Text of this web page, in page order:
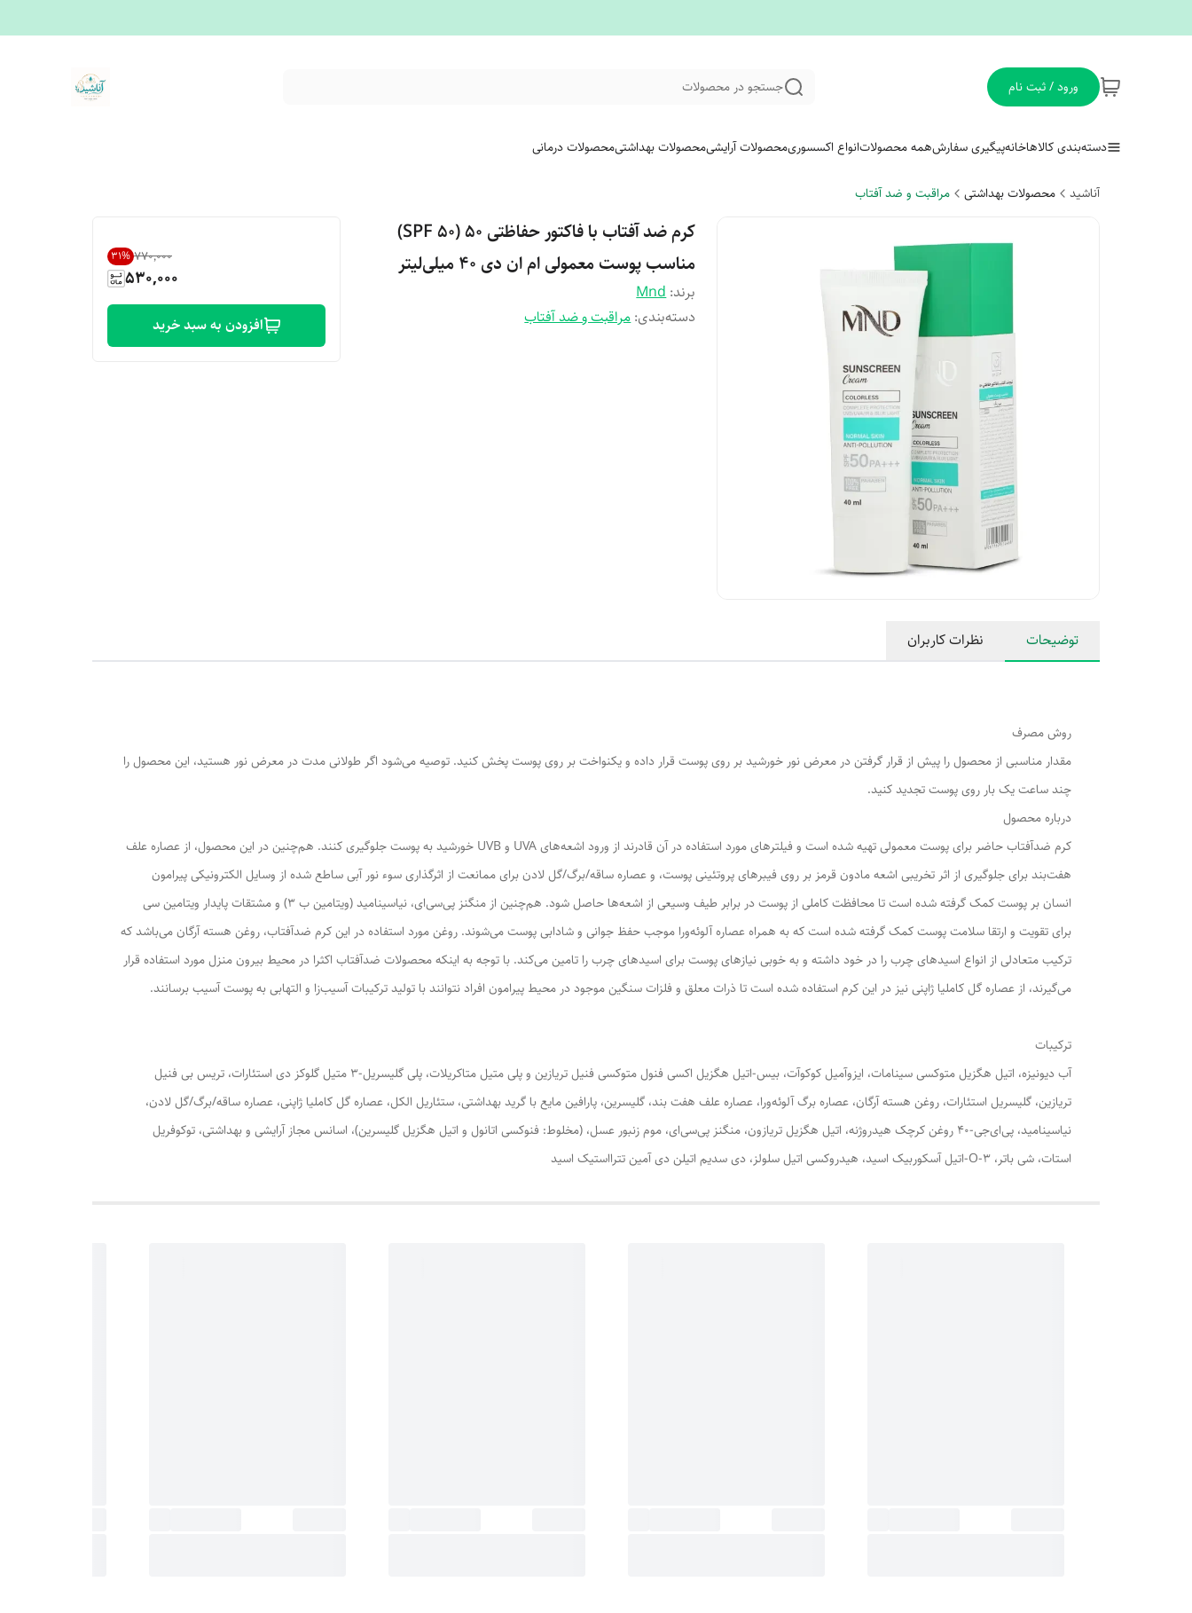
ورود / ثبت نام جستجو در محصولات
دسته‌بندی کالاهاخانهپیگیری سفارشهمه محصولاتانواع اکسسوریمحصولات آرایشیمحصولات بهداشتیمحصولات درمانی
آناشید محصولات بهداشتی مراقبت و ضد آفتاب
کرم ضد آفتاب با فاکتور حفاظتی 50 (SPF 50)
مناسب پوست معمولی ام ان دی 40 میلی‌لیتر
برند:Mnd
دسته‌بندی:مراقبت و ضد آفتاب
۷۷۰٬۰۰۰ 31%
530,000
افزودن به سبد خرید
توضیحات نظرات کاربران
روش مصرف
مقدار مناسبی از محصول را پیش از قرار گرفتن در معرض نور خورشید بر روی پوست قرار داده و یکنواخت بر روی پوست پخش کنید. توصیه می‌شود اگر طولانی مدت در معرض نور هستید، این محصول را
چند ساعت یک بار روی پوست تجدید کنید.
درباره محصول
کرم ضدآفتاب حاضر برای پوست معمولی تهیه شده است و فیلترهای مورد استفاده در آن قادرند از ورود اشعه‌های UVA و UVB خورشید به پوست جلوگیری کنند. هم‌چنین در این محصول، از عصاره علف
هفت‌بند برای جلوگیری از اثر تخریبی اشعه مادون قرمز بر روی فیبرهای پروتئینی پوست، و عصاره ساقه/برگ/گل لادن برای ممانعت از اثرگذاری سوء نور آبی ساطع شده از وسایل الکترونیکی پیرامون
انسان بر پوست کمک گرفته شده است تا محافظت کاملی از پوست در برابر طیف وسیعی از اشعه‌ها حاصل شود. هم‌چنین از منگنز پی‌سی‌ای، نیاسینامید (ویتامین ب 3) و مشتقات پایدار ویتامین سی
برای تقویت و ارتقا سلامت پوست کمک گرفته شده است که به همراه عصاره آلوئه‌ورا موجب حفظ جوانی و شادابی پوست می‌شوند. روغن مورد استفاده در این کرم ضدآفتاب، روغن هسته آرگان می‌باشد که
ترکیب متعادلی از انواع اسیدهای چرب را در خود داشته و به خوبی نیازهای پوست برای اسیدهای چرب را تامین می‌کند. با توجه به اینکه محصولات ضدآفتاب اکثرا در محیط بیرون منزل مورد استفاده قرار
می‌گیرند، از عصاره گل کاملیا ژاپنی نیز در این کرم استفاده شده است تا ذرات معلق و فلزات سنگین موجود در محیط پیرامون افراد نتوانند با تولید ترکیبات آسیب‌زا و التهابی به پوست آسیب برسانند.
ترکیبات
آب دیونیزه، اتیل هگزیل متوکسی سینامات، ایزوآمیل کوکوآت، بیس-اتیل هگزیل اکسی فنول متوکسی فنیل تریازین و پلی متیل متاکریلات، پلی گلیسریل-3 متیل گلوکز دی استئارات، تریس بی فنیل
تریازین، گلیسریل استئارات، روغن هسته آرگان، عصاره برگ آلوئه‌ورا، عصاره علف هفت بند، گلیسرین، پارافین مایع با گرید بهداشتی، ستئاریل الکل، عصاره گل کاملیا ژاپنی، عصاره ساقه/برگ/گل لادن،
نیاسینامید، پی‌ای‌جی-40 روغن کرچک هیدروژنه، اتیل هگزیل تریازون، منگنز پی‌سی‌ای، موم زنبور عسل، (مخلوط: فنوکسی اتانول و اتیل هگزیل گلیسرین)، اسانس مجاز آرایشی و بهداشتی، توکوفریل
استات، شی باتر، 3-O-اتیل آسکوربیک اسید، هیدروکسی اتیل سلولز، دی سدیم اتیلن دی آمین تترااستیک اسید